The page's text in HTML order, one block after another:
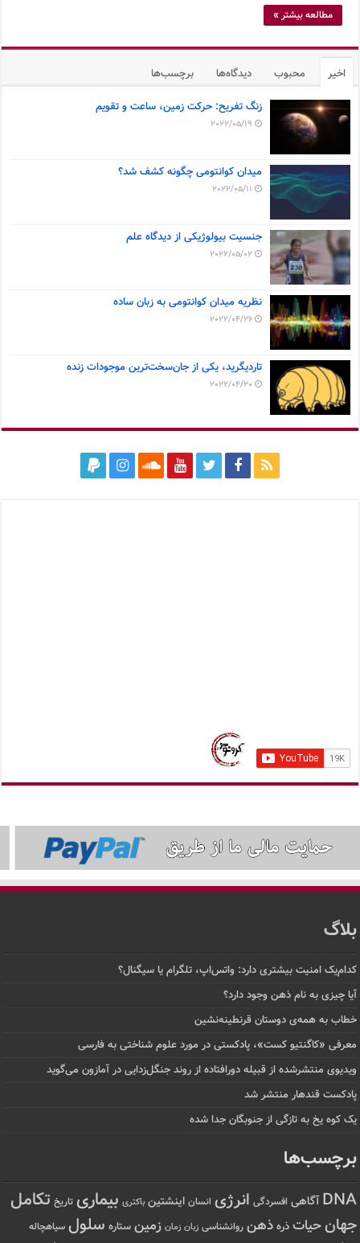
مطالعه بیشتر »
اخیر محبوب دیدگاه‌ها برچسب‌ها
زنگ تفریح: حرکت زمین، ساعت و تقویم
2022/05/19
میدان کوانتومی چگونه کشف شد؟
2022/05/11
جنسیت بیولوژیکی از دیدگاه علم
2022/05/02
نظریه میدان کوانتومی به زبان ساده
2022/04/26
تاردیگرید، یکی از جان‌سخت‌ترین موجودات زنده
2022/04/20
بلاگ
کدام‌یک امنیت بیشتری دارد: واتس‌اپ، تلگرام یا سیگنال؟
آیا چیزی به نام ذهن وجود دارد؟
خطاب به همه‌ی دوستان قرنطینه‌نشین
معرفی «کاگنتیو کست»، پادکستی در مورد علوم شناختی به فارسی
ویدیوی منتشرشده از قبیله دورافتاده‌ از روند جنگل‌زدایی در آمازون می‌گوید
پادکست قندهار منتشر شد
یک کوه یخ به تازگی از جنوبگان جدا شده
برچسب‌ها
DNA آگاهی افسردگی انرژی انسان اینشتین باکتری بیماری تاریخ تکامل
جهانحیات ذره ذهن روانشناسی زبان زمان زمین ستاره سلول سیاهچاله